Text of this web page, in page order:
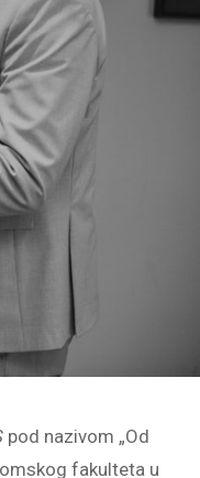
pod nazivom „Od
fakulteta u